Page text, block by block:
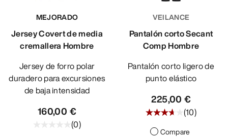
MEJORADO
Jersey Covert de media
cremallera Hombre
Jersey de forro polar
duradero para excursiones
de baja intensidad
160,00 €
(0)
VEILANCE
Pantalón corto Secant
Comp Hombre
Pantalón corto ligero de
punto elástico
225,00 €
(10)
Compare